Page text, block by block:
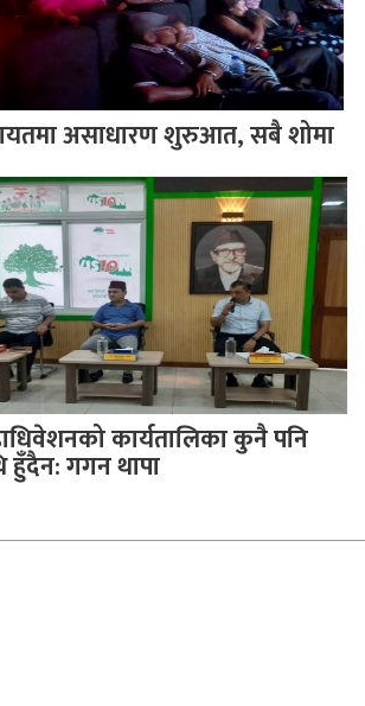
असाधारण शुरुआत, सबै शोमा
कार्यतालिका कुनै पनि
हुँदैन: गगन थापा